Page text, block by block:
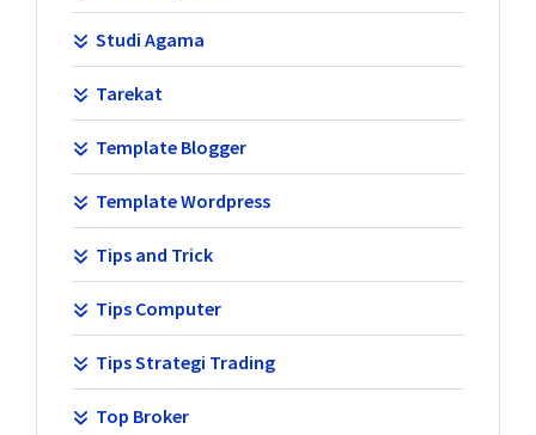
Studi Agama
Tarekat
Template Blogger
Template Wordpress
Tips and Trick
Tips Computer
Tips Strategi Trading
Top Broker